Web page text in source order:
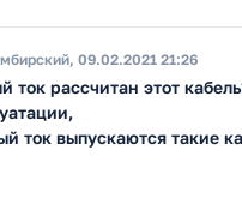
09.02.2021 21:26
ток рассчитан этот
ток выпускаются такие